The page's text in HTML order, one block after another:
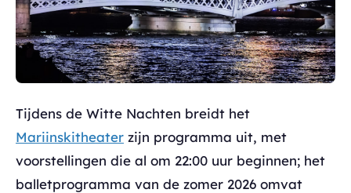
Tijdens de Witte Nachten breidt het
Mariinskitheater zijn programma uit, met
voorstellingen die al om 22:00 uur beginnen; het
balletprogramma van de zomer 2026 omvat